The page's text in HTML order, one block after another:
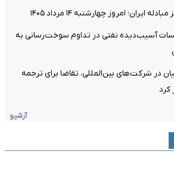
ایران؛ امروز چهارشنبه ۱۴ مرداد ۱۴۰۵
آسیب‌دیده نفتی در تداوم سوخت‌رسانی به
در شرکت‌های بین‌المللی، تقاضا برای ترجمه
کرد
آرشیو